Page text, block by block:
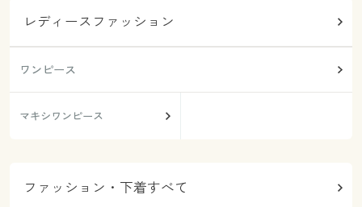
レディースファッション
ワンピース
マキシワンピース
ファッション・下着すべて